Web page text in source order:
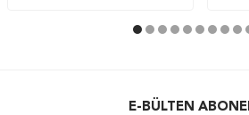
E-BÜLTEN